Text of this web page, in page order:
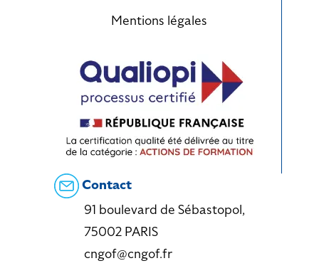
Mentions légales
Contact
91 boulevard de Sébastopol,
75002 PARIS
cngof@cngof.fr